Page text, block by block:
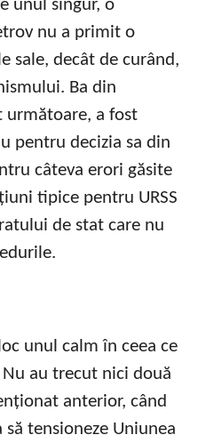
unul singur, o
nu a primit o
sale, decât de curând,
Ba din
următoare, a fost
pentru decizia sa din
câteva erori găsite
tipice pentru URSS
de stat care nu
unul calm în ceea ce
Nu au trecut nici două
anterior, când
tensioneze Uniunea